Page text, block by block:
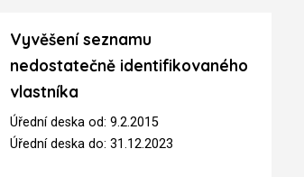
Vyvěšení seznamu
nedostatečně identifikovaného
vlastníka
Úřední deska od: 9.2.2015
Úřední deska do: 31.12.2023